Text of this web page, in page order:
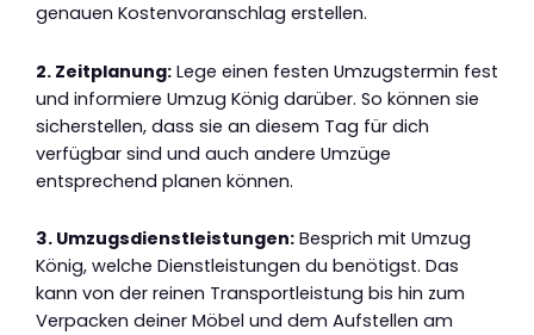
genauen Kostenvoranschlag erstellen.
2. Zeitplanung: Lege einen festen Umzugstermin fest
und informiere Umzug König darüber. So können sie
sicherstellen, dass sie an diesem Tag für dich
verfügbar sind und auch andere Umzüge
entsprechend planen können.
3. Umzugsdienstleistungen: Besprich mit Umzug
König, welche Dienstleistungen du benötigst. Das
kann von der reinen Transportleistung bis hin zum
Verpacken deiner Möbel und dem Aufstellen am